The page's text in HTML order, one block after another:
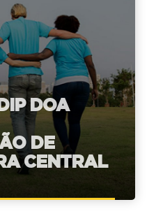
DOA
DE
CENTRAL